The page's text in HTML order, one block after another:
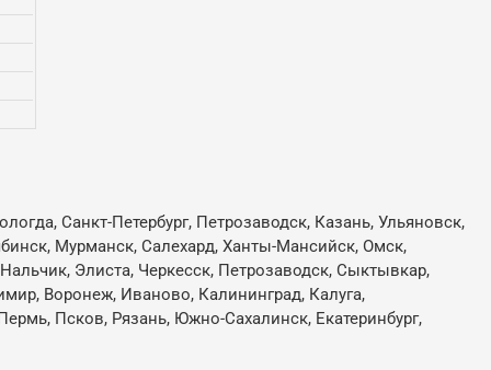
Санкт-Петербург, Петрозаводск, Казань, Ульяновск,
Мурманск, Салехард, Ханты-Мансийск, Омск,
Элиста, Черкесск, Петрозаводск, Сыктывкар,
Воронеж, Иваново, Калининград, Калуга,
Псков, Рязань, Южно-Сахалинск, Екатеринбург,